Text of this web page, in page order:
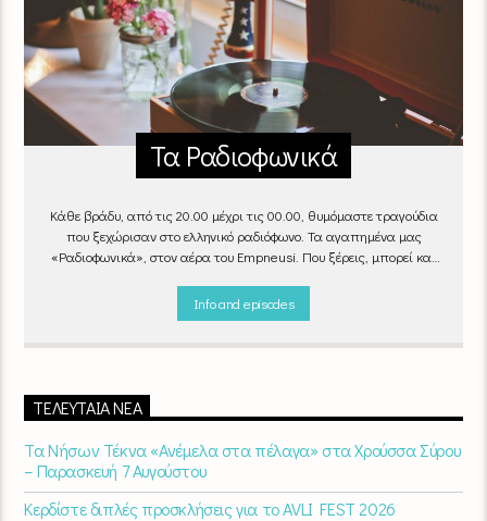
Τα Ραδιοφωνικά
Κάθε βράδυ, από τις 20.00 μέχρι τις 00.00, θυμόμαστε τραγούδια
που ξεχώρισαν στο ελληνικό ραδιόφωνο. Τα αγαπημένα μας
«Ραδιοφωνικά», στον αέρα του Empneusi. Που ξέρεις, μπορεί και
:00 – 00:00 στον Empneusi 107 FM
Info and episodes
ΤΕΛΕΥΤΑΊΑ ΝΈΑ
Τα Νήσων Τέκνα «Ανέμελα στα πέλαγα» στα Χρούσσα Σύρου
– Παρασκευή 7 Αυγούστου
Κερδίστε διπλές προσκλήσεις για το AVLI FEST 2026